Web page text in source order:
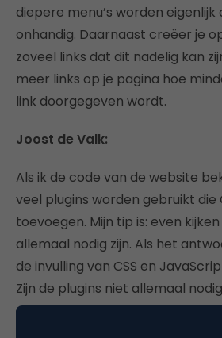
diepere menu’s worden
onhandig. Daarnaast creëer je
zoveel links dat dit nadelig kan
meer links op je pagina hoe
link doorgegeven wordt.
Joost de Valk:
Als ik de code van de website
veel plugins worden gebruikt die
toevoegen. Mijn tip is: even
allemaal nodig zijn. Als het
de invulling van CSS en
Zijn de plugins niet allemaal
alternatieven zijn.